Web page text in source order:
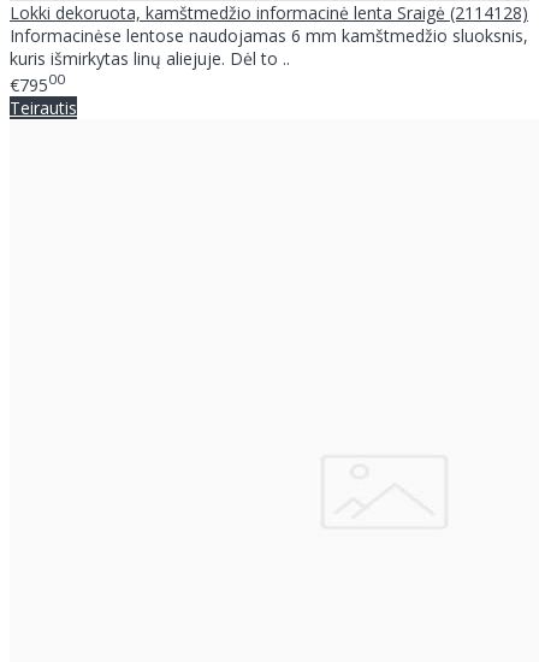
Lokki dekoruota, kamštmedžio informacinė lenta Sraigė (2114128)
Informacinėse lentose naudojamas 6 mm kamštmedžio sluoksnis,
kuris išmirkytas linų aliejuje. Dėl to ..
€79500
Teirautis